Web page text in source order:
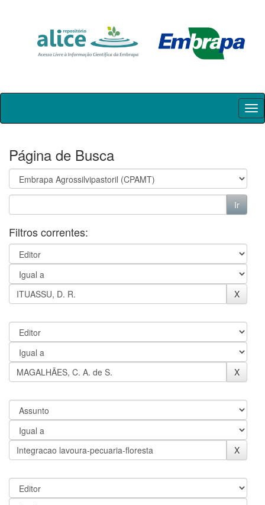
Skip
Página de Busca
Filtros correntes: